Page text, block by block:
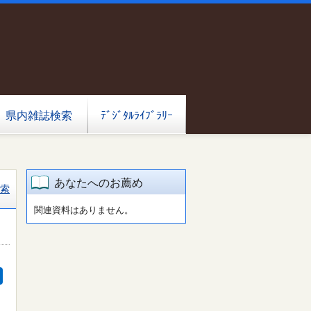
県内雑誌検索 ﾃﾞｼﾞﾀﾙﾗｲﾌﾞﾗﾘｰ
あなたへのお薦め
関連資料はありません。